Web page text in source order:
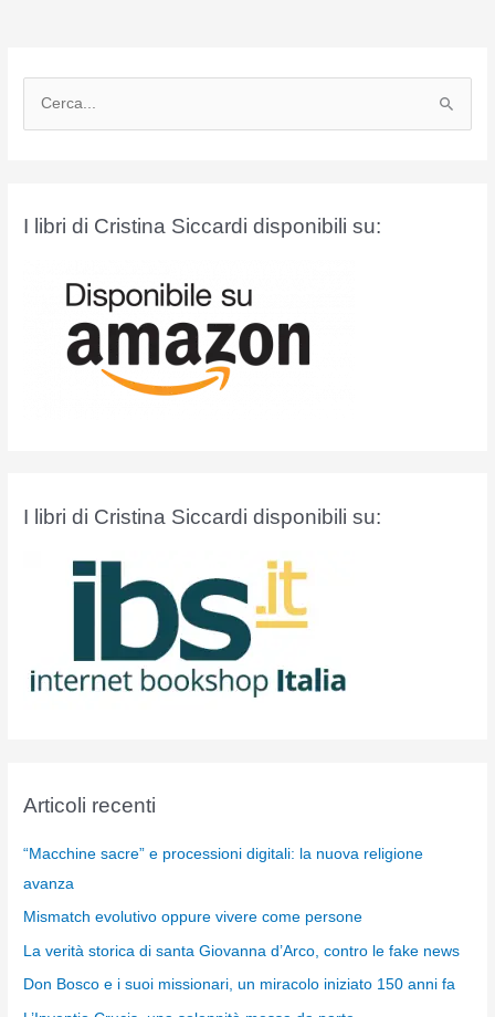
I libri di Cristina Siccardi disponibili su:
I libri di Cristina Siccardi disponibili su:
Articoli recenti
“Macchine sacre” e processioni digitali: la nuova religione
avanza
Mismatch evolutivo oppure vivere come persone
La verità storica di santa Giovanna d’Arco, contro le fake news
Don Bosco e i suoi missionari, un miracolo iniziato 150 anni fa